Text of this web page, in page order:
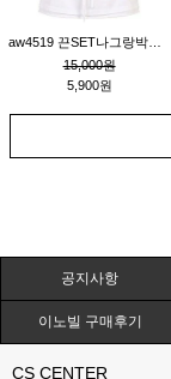
15,000원
5,900원
공지사항
이노빌 구매후기
CS CENTER